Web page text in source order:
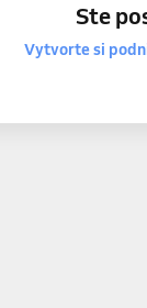
Ste
Vytvorte si